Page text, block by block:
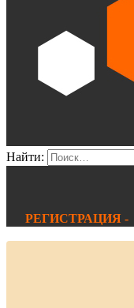
Найти:
РЕГИСТРАЦИЯ -